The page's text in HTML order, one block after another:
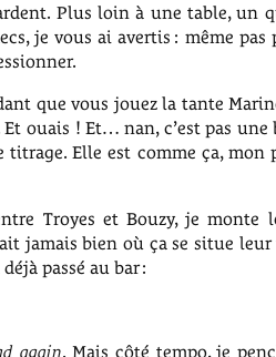
Plus loin à une table, un
je vous ai avertis : même pas
que vous jouez la tante
Et ouais ! Et… nan, c’est pas
titrage. Elle est comme ça,
Troyes et Bouzy, je monte
jamais bien où ça se situe
passé au bar :
again. Mais côté tempo, je